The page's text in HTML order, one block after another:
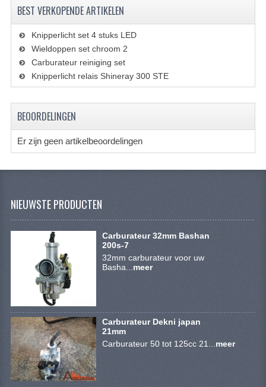
SHINERAY 300ST 5E
SHINERAY SPYDER/STIXE 250CC
ACCESSOIRES
BODY KAPPEN EN FRAME
ELEKTRONICA
KETTING EN TANDWIELEN
KOEL SYSTEEM
MOTOR
SCHOKBREKERS
STUUR INRICHTING
BEST VERKOPENDE ARTIKELEN
Knipperlicht set 4 stuks LED
Wieldoppen set chroom 2
Carburateur reiniging set
Knipperlicht relais Shineray 300 STE
BEOORDELINGEN
Er zijn geen artikelbeoordelingen
NIEUWSTE PRODUCTEN
Carburateur 32mm Bashan
200s-7
32mm carburateur voor uw
Basha... meer
Carburateur Dekni japan
21mm
Carburateur 50 tot 125cc 21... meer